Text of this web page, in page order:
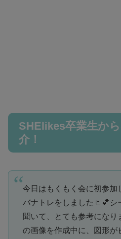
SHElikes卒業生か
介！
今日はもくもく会に初参加
バナトレをしました📒💕シ
聞いて、とても参考になり
の画像を作成中に、図形が